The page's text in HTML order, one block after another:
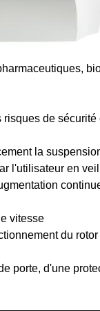
de
la
l'utilisateur en
vitesse
du
porte, d'une